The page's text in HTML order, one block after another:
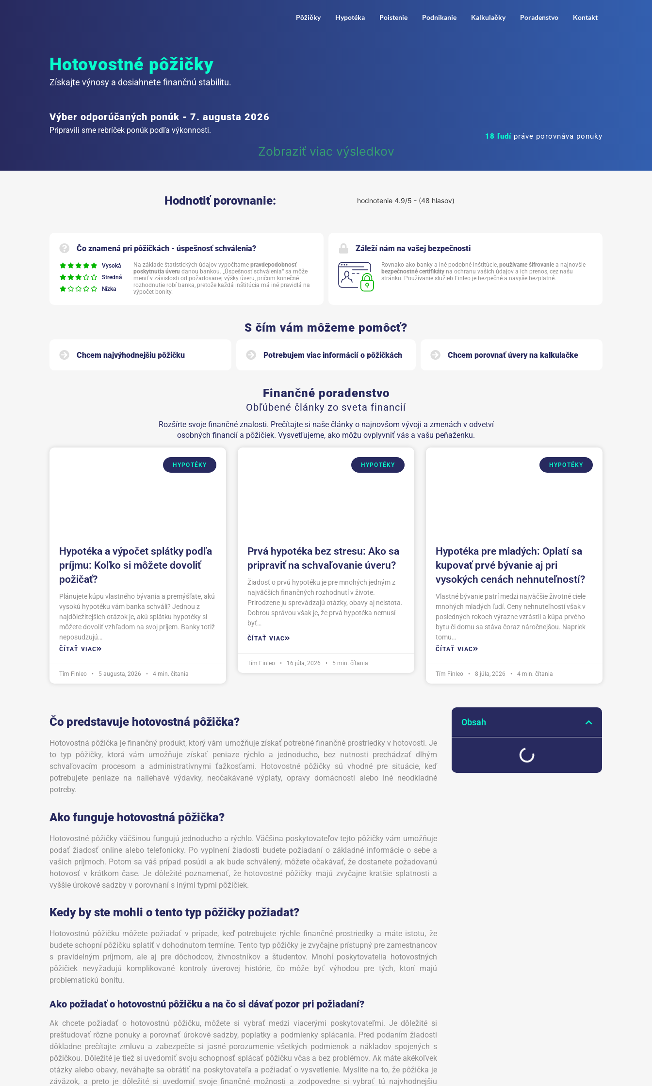
Pôžičky Hypotéka Poistenie Podnikanie Kalkulačky Poradenstvo Kontakt
Hotovostné pôžičky
Získajte výnosy a dosiahnete finančnú stabilitu.
18 ľudí práve porovnáva ponuky
Výber odporúčaných ponúk - 7. augusta 2026
Pripravili sme rebríček ponúk podľa výkonnosti.
Zobraziť viac výsledkov
Hodnotiť porovnanie: hodnotenie 4.9/5 - (48 hlasov)
Čo znamená pri pôžičkách - úspešnosť schválenia?
Vysoká
Stredná
Nízka
Na základe štatistických údajov vypočítamepravdepodobnosť
poskytnutia úveru danou bankou. „Úspešnosť schválenia“ sa môže
meniť v závislosti od požadovanej výšky úveru, pričom konečné
rozhodnutie robí banka, pretože každá inštitúcia má iné pravidlá na
výpočet bonity.
Záleží nám na vašej bezpečnosti
Rovnako ako banky a iné podobné inštitúcie,používame šifrovanie a najnovšie
bezpečnostné certifikáty na ochranu vašich údajov a ich prenos, cez našu
stránku. Používanie služieb Finleo je bezpečné a navyše bezplatné.
S čím vám môžeme pomôcť?
Chcem najvýhodnejšiu pôžičku Potrebujem viac informácií o pôžičkách Chcem porovnať úvery na kalkulačke
Finančné poradenstvo
Obľúbené články zo sveta financií
Rozšírte svoje finančné znalosti. Prečítajte si naše články o najnovšom vývoji a zmenách v odvetví
osobných financií a pôžičiek. Vysvetľujeme, ako môžu ovplyvniť vás a vašu peňaženku.
HYPOTÉKY
Hypotéka a výpočet splátky podľa
príjmu: Koľko si môžete dovoliť
požičať?
Plánujete kúpu vlastného bývania a premýšľate, akú
vysokú hypotéku vám banka schváli? Jednou z
najdôležitejších otázok je, akú splátku hypotéky si
môžete dovoliť vzhľadom na svoj príjem. Banky totiž
neposudzujú…
ČÍTAŤ VIAC
Tím Finleo • 5 augusta, 2026 • 4 min. čítania
HYPOTÉKY
Prvá hypotéka bez stresu: Ako sa
pripraviť na schvaľovanie úveru?
Žiadosť o prvú hypotéku je pre mnohých jedným z
najväčších finančných rozhodnutí v živote.
Prirodzene ju sprevádzajú otázky, obavy aj neistota.
Dobrou správou však je, že prvá hypotéka nemusí
byť…
ČÍTAŤ VIAC
Tím Finleo • 16 júla, 2026 • 5 min. čítania
HYPOTÉKY
Hypotéka pre mladých: Oplatí sa
kupovať prvé bývanie aj pri
vysokých cenách nehnuteľností?
Vlastné bývanie patrí medzi najväčšie životné ciele
mnohých mladých ľudí. Ceny nehnuteľností však v
posledných rokoch výrazne vzrástli a kúpa prvého
bytu či domu sa stáva čoraz náročnejšou. Napriek
tomu…
ČÍTAŤ VIAC
Tím Finleo • 8 júla, 2026 • 4 min. čítania
Čo predstavuje hotovostná pôžička?
Hotovostná pôžička je finančný produkt, ktorý vám umožňuje získať potrebné finančné prostriedky v hotovosti. Je
to typ pôžičky, ktorá vám umožňuje získať peniaze rýchlo a jednoducho, bez nutnosti prechádzať dlhým
schvaľovacím procesom a administratívnymi ťažkosťami. Hotovostné pôžičky sú vhodné pre situácie, keď
potrebujete peniaze na naliehavé výdavky, neočakávané výplaty, opravy domácnosti alebo iné neodkladné
potreby.
Ako funguje hotovostná pôžička?
Hotovostné pôžičky väčšinou fungujú jednoducho a rýchlo. Väčšina poskytovateľov tejto pôžičky vám umožňuje
podať žiadosť online alebo telefonicky. Po vyplnení žiadosti budete požiadaní o základné informácie o sebe a
vašich príjmoch. Potom sa váš prípad posúdi a ak bude schválený, môžete očakávať, že dostanete požadovanú
hotovosť v krátkom čase. Je dôležité poznamenať, že hotovostné pôžičky majú zvyčajne kratšie splatnosti a
vyššie úrokové sadzby v porovnaní s inými typmi pôžičiek.
Kedy by ste mohli o tento typ pôžičky požiadat?
Hotovostnú pôžičku môžete požiadať v prípade, keď potrebujete rýchle finančné prostriedky a máte istotu, že
budete schopní pôžičku splatiť v dohodnutom termíne. Tento typ pôžičky je zvyčajne prístupný pre zamestnancov
s pravidelným príjmom, ale aj pre dôchodcov, živnostníkov a študentov. Mnohí poskytovatelia hotovostných
pôžičiek nevyžadujú komplikované kontroly úverovej histórie, čo môže byť výhodou pre tých, ktorí majú
problematickú bonitu.
Ako požiadať o hotovostnú pôžičku a na čo si dávať pozor pri požiadaní?
Ak chcete požiadať o hotovostnú pôžičku, môžete si vybrať medzi viacerými poskytovateľmi. Je dôležité si
preštudovať rôzne ponuky a porovnať úrokové sadzby, poplatky a podmienky splácania. Pred podaním žiadosti
dôkladne prečítajte zmluvu a zabezpečte si jasné porozumenie všetkých podmienok a nákladov spojených s
pôžičkou. Dôležité je tiež si uvedomiť svoju schopnosť splácať pôžičku včas a bez problémov. Ak máte akékoľvek
otázky alebo obavy, neváhajte sa obrátiť na poskytovateľa a požiadať o vysvetlenie. Myslite na to, že pôžička je
záväzok, a preto je dôležité si uvedomiť svoje finančné možnosti a zodpovedne si vybrať tú najvhodnejšiu
Obsah